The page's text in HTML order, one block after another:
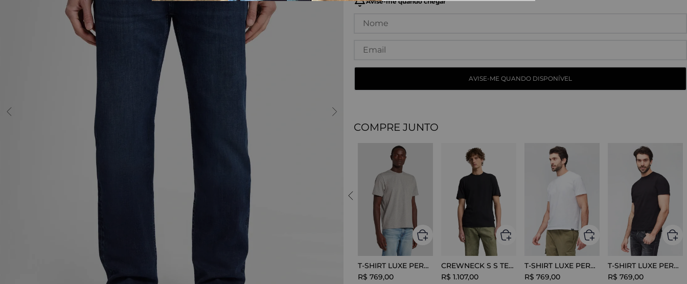
COMPRE JUNTO
T-SHIRT LUXE PERFOR GREY MELANGE
R$ 769,00
CREWNECK S S TEE COTTON BLACK
R$ 1.107,00
T-SHIRT LUXE PERFORMANCE WHITE
R$ 769,00
T-SHIRT LUXE PERFORMANCE BLACK
R$ 769,00